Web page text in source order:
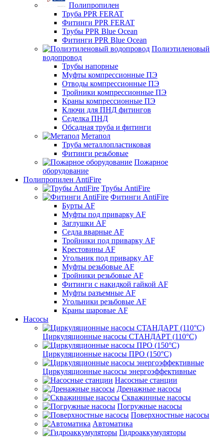
Полипропилен
Труба PPR FERAT
Фитинги PPR FERAT
Трубы PPR Blue Ocean
Фитинги PPR Blue Ocean
Полиэтиленовый
водопровод
Трубы напорные
Муфты компрессионные ПЭ
Отводы компрессионные ПЭ
Тройники компрессионные ПЭ
Краны компрессионные ПЭ
Ключи для ПНД фитингов
Седелка ПНД
Обсадная труба и фитинги
Метапол
Труба металлопластиковая
Фитинги резьбовые
Пожарное
оборудование
Полипропилен AntiFire
Трубы AntiFire
Фитинги AntiFire
Бурты AF
Муфты под приварку AF
Заглушки AF
Седла вварные AF
Тройники под приварку AF
Крестовины AF
Угольник под приварку AF
Муфты резьбовые AF
Тройники резьбовые AF
Фитинги с накидкой гайкой AF
Муфты разъемные AF
Угольники резьбовые AF
Краны шаровые AF
Насосы
Циркуляционные насосы СТАНДАРТ (110°C)
Циркуляционные насосы ПРО (150°C)
Циркуляционные насосы энергоэффективные
Насосные станции
Дренажные насосы
Скважинные насосы
Погружные насосы
Поверхностные насосы
Автоматика
Гидроаккумуляторы